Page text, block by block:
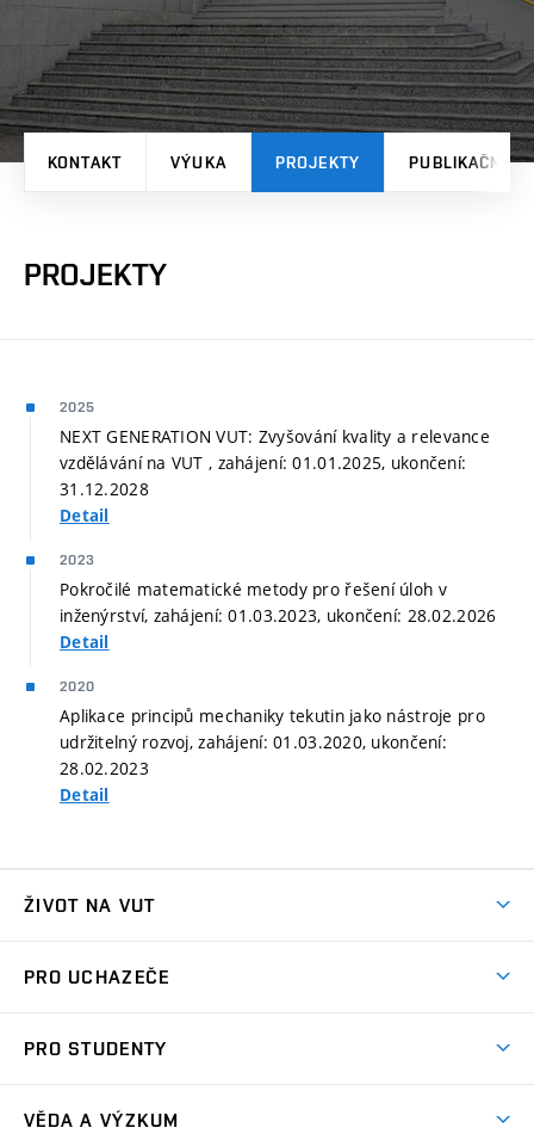
KONTAKT VÝUKA PROJEKTY PUBLIKAČNÍ
PROJEKTY
2025
NEXT GENERATION VUT: Zvyšování kvality a relevance
vzdělávání na VUT , zahájení: 01.01.2025, ukončení:
31.12.2028
Detail
2023
Pokročilé matematické metody pro řešení úloh v
inženýrství, zahájení: 01.03.2023, ukončení: 28.02.2026
Detail
2020
Aplikace principů mechaniky tekutin jako nástroje pro
udržitelný rozvoj, zahájení: 01.03.2020, ukončení:
28.02.2023
Detail
ŽIVOT NA VUT
Koleje
Sport na VUT
PRO UCHAZEČE
Dny otevřených dveří
PRO STUDENTY
VĚDA A VÝZKUM